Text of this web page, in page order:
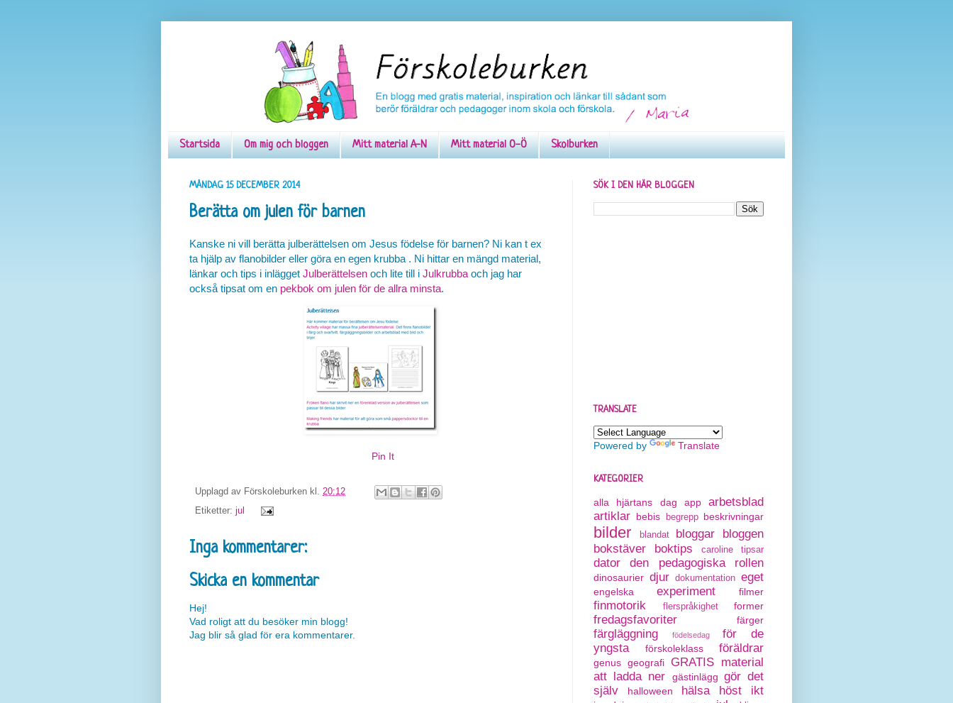
Startsida Om mig och bloggen Mitt material A-N Mitt material O-Ö Skolburken
MÅNDAG 15 DECEMBER 2014
Berätta om julen för barnen
Kanske ni vill berätta julberättelsen om Jesus födelse för barnen? Ni kan t ex
ta hjälp av flanobilder eller göra en egen krubba . Ni hittar en mängd material,
länkar och tips i inlägget Julberättelsen och lite till i Julkrubba och jag har
också tipsat om en pekbok om julen för de allra minsta.
Pin It
Upplagd av Förskoleburken kl. 20:12
Etiketter: jul
Inga kommentarer:
Skicka en kommentar
Hej!
Vad roligt att du besöker min blogg!
Jag blir så glad för era kommentarer.
SÖK I DEN HÄR BLOGGEN
TRANSLATE
Powered by Translate
KATEGORIER
alla hjärtans dag app
arbetsblad
artiklar bebis begrepp beskrivningar
bilder blandat bloggar
bloggen
bokstäver
boktips caroline tipsar
dator den pedagogiska rollen
dinosaurier djur dokumentation eget
engelska experiment filmer
finmotorik flerspråkighet former
fredagsfavoriter färger
färgläggning födelsedag
för de
yngsta
förskoleklass föräldrar
genus geografi GRATIS material
att ladda ner
gästinlägg gör det
själv
halloween hälsa höst ikt